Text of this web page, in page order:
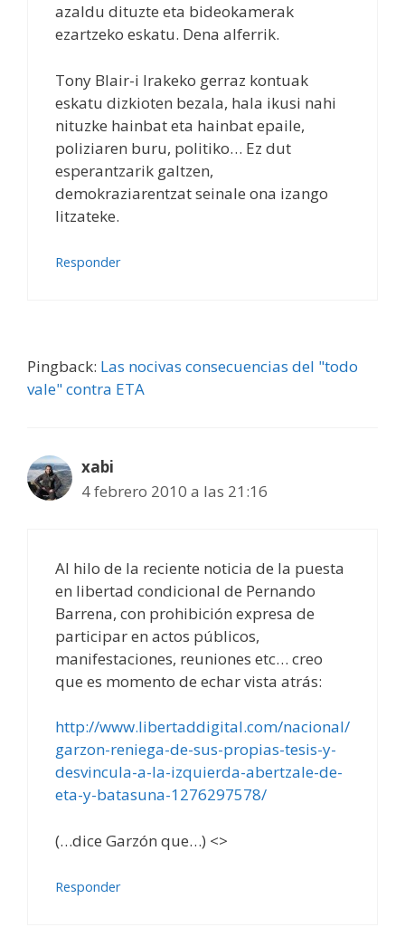
azaldu dituzte eta bideokamerak
ezartzeko eskatu. Dena alferrik.
Tony Blair-i Irakeko gerraz kontuak
eskatu dizkioten bezala, hala ikusi nahi
nituzke hainbat eta hainbat epaile,
poliziaren buru, politiko… Ez dut
esperantzarik galtzen,
demokraziarentzat seinale ona izango
litzateke.
Responder
Pingback: Las nocivas consecuencias del "todo
vale" contra ETA
xabi
4 febrero 2010 a las 21:16
Al hilo de la reciente noticia de la puesta
en libertad condicional de Pernando
Barrena, con prohibición expresa de
participar en actos públicos,
manifestaciones, reuniones etc… creo
que es momento de echar vista atrás:
http://www.libertaddigital.com/nacional/
garzon-reniega-de-sus-propias-tesis-y-
desvincula-a-la-izquierda-abertzale-de-
eta-y-batasuna-1276297578/
(…dice Garzón que…) <>
Responder